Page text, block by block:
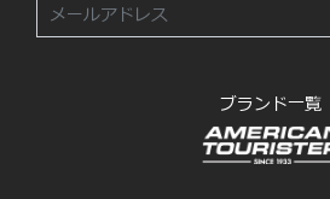
ブランド一覧